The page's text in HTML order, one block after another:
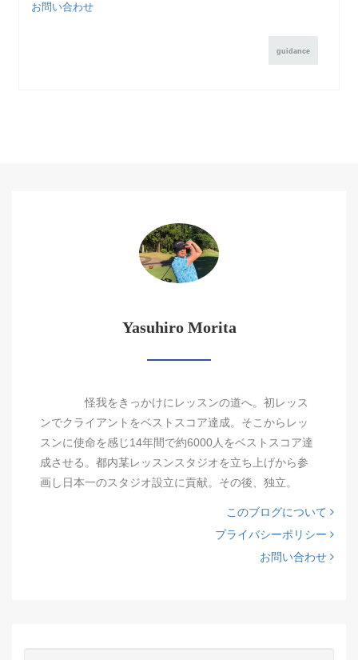
お問い合わせ
guidance
Yasuhiro Morita
怪我をきっかけにレッスンの道へ。初レッス
ンでクライアントをベストスコア達成。そこからレッ
スンに使命を感じ14年間で約6000人をベストスコア達
成させる。都内某レッスンスタジオを立ち上げから参
画し日本一のスタジオ設立に貢献。その後、独立。
このブログについて
プライバシーポリシー
お問い合わせ